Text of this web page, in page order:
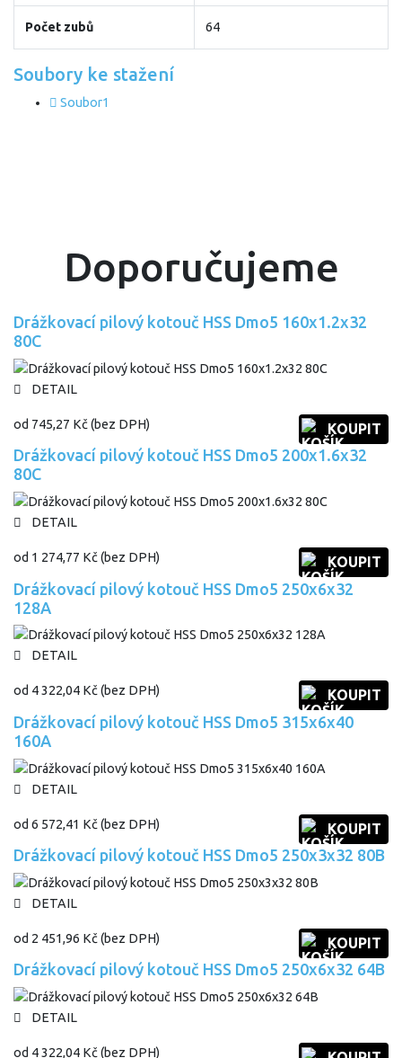
Počet zubů 64
Soubory ke stažení
Soubor1
Doporučujeme
Drážkovací pilový kotouč HSS Dmo5 160x1.2x32
80C
DETAIL
od 745,27 Kč (bez DPH) KOUPIT
Drážkovací pilový kotouč HSS Dmo5 200x1.6x32
80C
DETAIL
od 1 274,77 Kč (bez DPH) KOUPIT
Drážkovací pilový kotouč HSS Dmo5 250x6x32
128A
DETAIL
od 4 322,04 Kč(bez DPH) KOUPIT
Drážkovací pilový kotouč HSS Dmo5 315x6x40
160A
DETAIL
od 6 572,41 Kč (bez DPH) KOUPIT
Drážkovací pilový kotouč HSS Dmo5 250x3x32 80B
DETAIL
od 2 451,96 Kč (bez DPH) KOUPIT
Drážkovací pilový kotouč HSS Dmo5 250x6x32 64B
DETAIL
od 4 322,04 Kč (bez DPH)